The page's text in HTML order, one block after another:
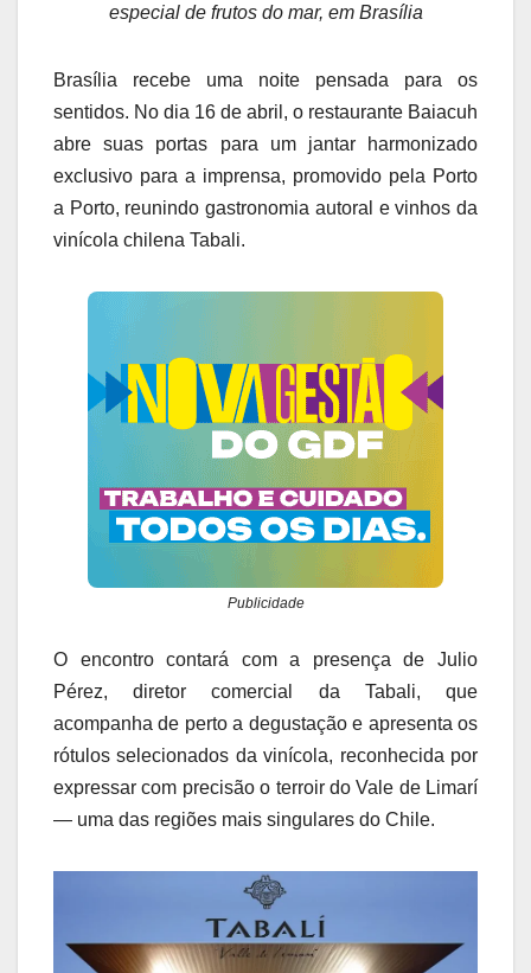
especial de frutos do mar, em Brasília
Brasília recebe uma noite pensada para os
sentidos. No dia 16 de abril, o restaurante Baiacuh
abre suas portas para um jantar harmonizado
exclusivo para a imprensa, promovido pela Porto
a Porto, reunindo gastronomia autoral e vinhos da
vinícola chilena Tabali.
Publicidade
O encontro contará com a presença de Julio
Pérez, diretor comercial da Tabali, que
acompanha de perto a degustação e apresenta os
rótulos selecionados da vinícola, reconhecida por
expressar com precisão o terroir do Vale de Limarí
— uma das regiões mais singulares do Chile.